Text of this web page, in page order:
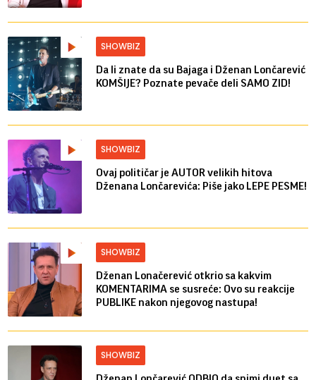
SHOWBIZ
Da li znate da su Bajaga i Dženan Lončarević
KOMŠIJE? Poznate pevače deli SAMO ZID!
SHOWBIZ
Ovaj političar je AUTOR velikih hitova
Dženana Lončarevića: Piše jako LEPE PESME!
SHOWBIZ
Dženan Lonačerević otkrio sa kakvim
KOMENTARIMA se susreće: Ovo su reakcije
PUBLIKE nakon njegovog nastupa!
SHOWBIZ